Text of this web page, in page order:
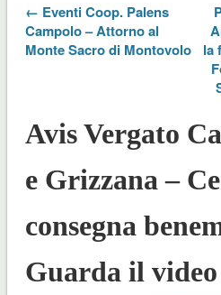
← Eventi Coop. Palens
Campolo – Attorno al
Monte Sacro di Montovolo
la
Avis Vergato
e Grizzana –
consegna
Guarda il video